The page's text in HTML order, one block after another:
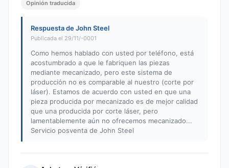
Opinión traducida
Respuesta de John Steel
Publicada el 29/11/-0001
Como hemos hablado con usted por teléfono, está
acostumbrado a que le fabriquen las piezas
mediante mecanizado, pero este sistema de
producción no es comparable al nuestro (corte por
láser). Estamos de acuerdo con usted en que una
pieza producida por mecanizado es de mejor calidad
que una producida por corte láser, pero
lamentablemente aún no ofrecemos mecanizado...
Servicio posventa de John Steel